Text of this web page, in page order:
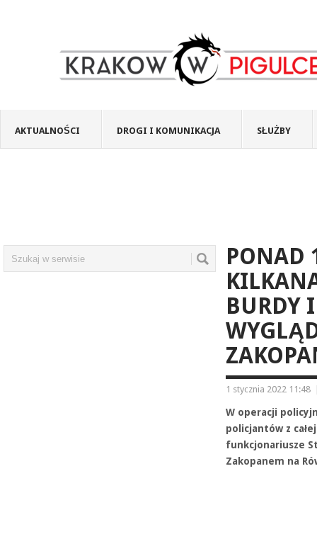
AKTUALNOŚCI DROGI I KOMUNIKACJA SŁUŻBY
PONAD
BURDY
1 stycznia 2022 11:48
W operacji
policjantów z
funkcjonariusze
Zakopanem na